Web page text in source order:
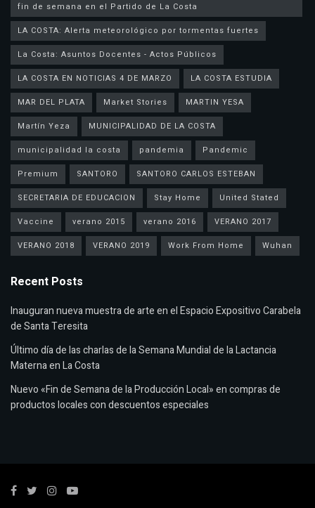
fin de semana en el Partido de La Costa
LA COSTA: Alerta meteorológico por tormentas fuertes
La Costa: Asuntos Docentes - Actos Públicos
LA COSTA EN NOTICIAS 4 DE MARZO
LA COSTA ESTUDIA
MAR DEL PLATA
Market Stories
MARTIN YESA
Martín Yeza
MUNICIPALIDAD DE LA COSTA
municipalidad la costa
pandemia
Pandemic
Premium
SANTORO
SANTORO CARLOS ESTEBAN
SECRETARIA DE EDUCACION
Stay Home
United Stated
Vaccine
verano 2015 verano 2016
VERANO 2017
VERANO 2018
VERANO 2019 Work From Home Wuhan
Recent Posts
Inauguran nueva muestra de arte en el Espacio Expositivo Carabela
de Santa Teresita
Último día de las charlas de la Semana Mundial de la Lactancia
Materna en La Costa
Nuevo «Fin de Semana de la Producción Local» en compras de
productos locales con descuentos especiales